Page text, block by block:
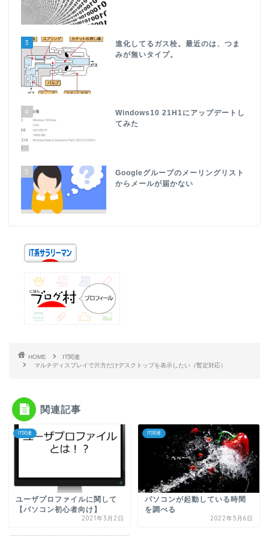
3
進化してるガス栓。最近のは、つま
みが無いタイプ。
4
Windows10 21H1にアップデートし
てみた
5
Googleグループのメーリングリスト
からメールが届かない
HOME
IT関連
マルチディスプレイで片方だけデスクトップを表示したい（暫定対応）
関連記事
IT関連
ユーザプロファイルに関して
【パソコン初心者向け】
2021年3月2日
IT関連
パソコンが起動している時間
を調べる
2022年5月6日